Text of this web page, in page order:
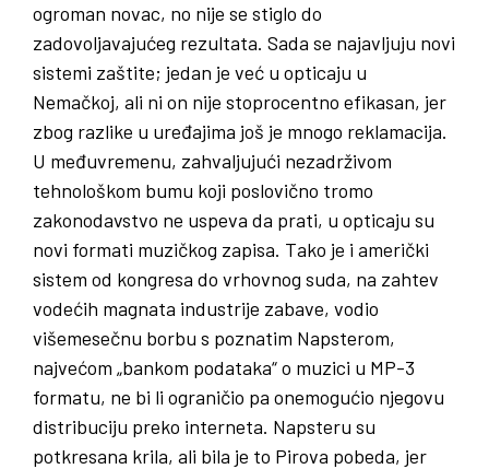
ogroman novac, no nije se stiglo do
zadovoljavajućeg rezultata. Sada se najavljuju novi
sistemi zaštite; jedan je već u opticaju u
Nemačkoj, ali ni on nije stoprocentno efikasan, jer
zbog razlike u uređajima još je mnogo reklamacija.
U međuvremenu, zahvaljujući nezadrživom
tehnološkom bumu koji poslovično tromo
zakonodavstvo ne uspeva da prati, u opticaju su
novi formati muzičkog zapisa. Tako je i američki
sistem od kongresa do vrhovnog suda, na zahtev
vodećih magnata industrije zabave, vodio
višemesečnu borbu s poznatim Napsterom,
najvećom „bankom podataka“ o muzici u MP-3
formatu, ne bi li ograničio pa onemogućio njegovu
distribuciju preko interneta. Napsteru su
potkresana krila, ali bila je to Pirova pobeda, jer